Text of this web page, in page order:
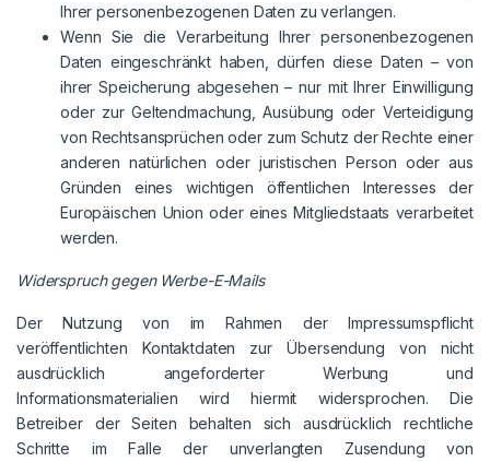
Ihrer personenbezogenen Daten zu verlangen.
Wenn Sie die Verarbeitung Ihrer personenbezogenen
Daten eingeschränkt haben, dürfen diese Daten – von
ihrer Speicherung abgesehen – nur mit Ihrer Einwilligung
oder zur Geltendmachung, Ausübung oder Verteidigung
von Rechtsansprüchen oder zum Schutz der Rechte einer
anderen natürlichen oder juristischen Person oder aus
Gründen eines wichtigen öffentlichen Interesses der
Europäischen Union oder eines Mitgliedstaats verarbeitet
werden.
Widerspruch gegen Werbe-E-Mails
Der Nutzung von im Rahmen der Impressumspflicht
veröffentlichten Kontaktdaten zur Übersendung von nicht
ausdrücklich angeforderter Werbung und
Informationsmaterialien wird hiermit widersprochen. Die
Betreiber der Seiten behalten sich ausdrücklich rechtliche
Schritte im Falle der unverlangten Zusendung von